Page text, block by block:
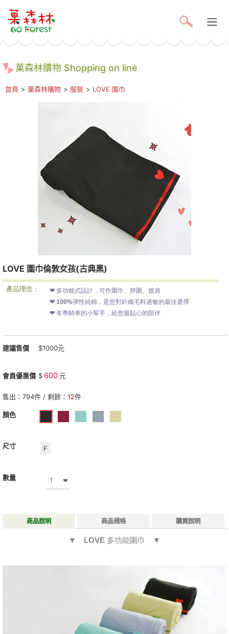
菓森林購物 Shopping on line
首頁 > 菓森林購物 > 服裝 > LOVE 圍巾
LOVE 圍巾倫敦女孩(古典黑)
產品理念： ❤ 多功能式設計， 可作圍巾、脖圍、披肩
❤ 100%彈性純棉，是您對針織毛料過敏的最佳選擇
❤ 冬季騎車的小幫手，給您最貼心的陪伴
建議售價 $1000元
會員優惠價 $ 600元
售出： 794件 / 剩餘： 12件
顏色
尺寸 F
數量
商品說明 商品規格 購買說明
▼ LOVE 多功能圍巾 ▼